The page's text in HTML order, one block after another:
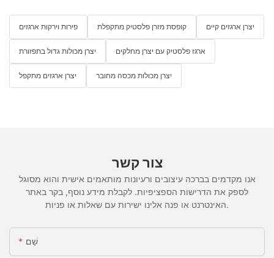
פירות וירקות ארגזים קופסת מזרן פלסטיק מתקפלת יצרן ארגזים קיים
יצרן מכולות גדול בתפזורת ארגז פלסטיק עם יצרן מחלקים
יצרן ארגזים מתקפל יצרן מכולות מכסה מחובר
צור קשר
אנו מקדמים בברכה עיצובים ורעיונות מותאמים אישית והוא מסוגל
לספק את הדרישות הספציפיות. לקבלת מידע נוסף, בקר באתר
האינטרנט או פנה אלינו ישירות עם שאלות או פניות.
שֵׁם